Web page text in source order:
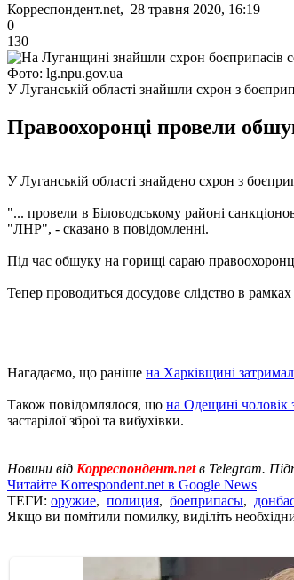
Корреспондент.net, 28 травня 2020, 16:19
0
130
Фото: lg.npu.gov.ua
У Луганській області знайшли схрон з
Правоохоронці провели
У Луганській області знайдено схрон з
"... провели в Біловодському районі
"ЛНР", - сказано в повідомленні.
Під час обшуку на горищі сараю
Тепер проводиться досудове слідство в
Нагадаємо, що раніше на Харківщині
Також повідомлялося, що на Одещині чоловік
застарілої зброї та вибухівки.
Новини від Корреспондент.netв Telegram.
Читайте Korrespondent.net в Google News
ТЕГИ: оружие, полиция, боеприпасы,
Якщо ви помітили помилку, виділіть